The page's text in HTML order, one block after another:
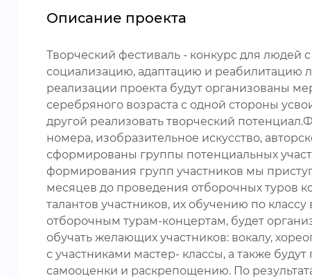
Описание проекта
Творческий фестиваль - конкурс для людей
социализацию, адаптацию и реабилитацию
реализации проекта будут организованы
серебряного возраста с одной стороны
другой реализовать творческий
номера, изобразительное искусство,
сформированы группы потенциальных
формирования групп участников мы
месяцев до проведения отборочных туров
талантов участников, их обучению по
отборочным турам-концертам, будет
обучать желающих участников: вокалу,
с участниками мастер- классы, а также
самооценки и раскрепощению. По